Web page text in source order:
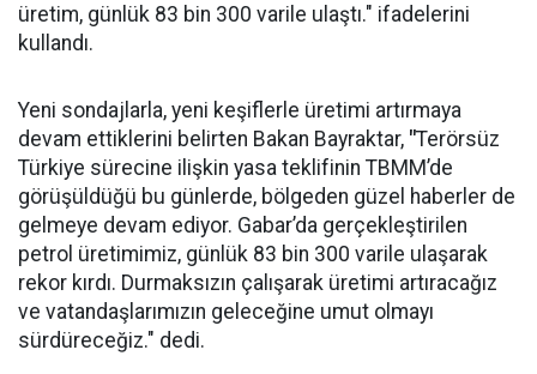
üretim, günlük 83 bin 300 varile ulaştı." ifadelerini
kullandı.
Yeni sondajlarla, yeni keşiflerle üretimi artırmaya
devam ettiklerini belirten Bakan Bayraktar, "Terörsüz
Türkiye sürecine ilişkin yasa teklifinin TBMM’de
görüşüldüğü bu günlerde, bölgeden güzel haberler de
gelmeye devam ediyor. Gabar’da gerçekleştirilen
petrol üretimimiz, günlük 83 bin 300 varile ulaşarak
rekor kırdı. Durmaksızın çalışarak üretimi artıracağız
ve vatandaşlarımızın geleceğine umut olmayı
sürdüreceğiz." dedi.